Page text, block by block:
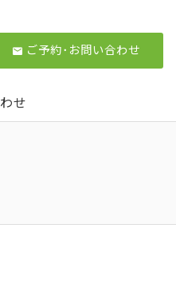
ご予約･お問い合わせ
せ